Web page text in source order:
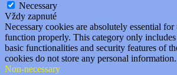
Necessary
Vždy zapnuté
Necessary cookies are absolutely essential
function properly. This category only includes
basic functionalities and security features of
cookies do not store any personal information.
Non-necessary